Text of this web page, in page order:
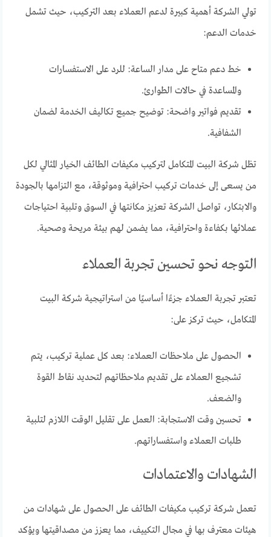
تولي الشركة أهمية كبيرة لدعم العملاء بعد التركيب، حيث تشمل
خدمات الدعم:
خط دعم متاح على مدار الساعة: للرد على الاستفسارات
والمساعدة في حالات الطوارئ.
تقديم فواتير واضحة: توضيح جميع تكاليف الخدمة لضمان
الشفافية.
تظل شركة البيت المتكامل لتركيب مكيفات الطائف الخيار المثالي لكل
من يسعى إلى خدمات تركيب احترافية وموثوقة، مع التزامها بالجودة
والابتكار، تواصل الشركة تعزيز مكانتها في السوق وتلبية احتياجات
عملائها بكفاءة واحترافية، مما يضمن لهم بيئة مريحة وصحية.
التوجه نحو تحسين تجربة العملاء
تعتبر تجربة العملاء جزءًا أساسيًا من استراتيجية شركة البيت
المتكامل، حيث تركز على:
الحصول على ملاحظات العملاء: بعد كل عملية تركيب، يتم
تشجيع العملاء على تقديم ملاحظاتهم لتحديد نقاط القوة
والضعف.
تحسين وقت الاستجابة: العمل على تقليل الوقت اللازم لتلبية
طلبات العملاء واستفساراتهم.
الشهادات والاعتمادات
تعمل شركة تركيب مكيفات الطائف على الحصول على شهادات من
هيئات معترف بها في مجال التكييف، مما يعزز من مصداقيتها ويؤكد